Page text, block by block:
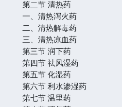
第二节 清热药
一、清热泻火药
二、清热解毒药
三、清热凉血药
第三节 润下药
第四节 祛风湿药
第五节 化湿药
第六节 利水渗湿药
第七节 温里药